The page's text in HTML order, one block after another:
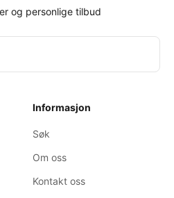
og personlige tilbud
Informasjon
Søk
Om oss
Kontakt oss